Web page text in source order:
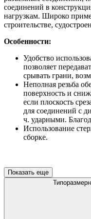
соединений в
нагрузкам. Широко
строительстве,
Особенности:
Удобство
позволяет
срывать грани,
Неполная резьба
поверхность и
если плоскость
для соединений с
ч. ударными.
Использование
сборке.
Показать еще